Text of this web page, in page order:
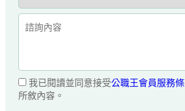
我已閱讀並同意接受公職王會員服務
所敘內容。